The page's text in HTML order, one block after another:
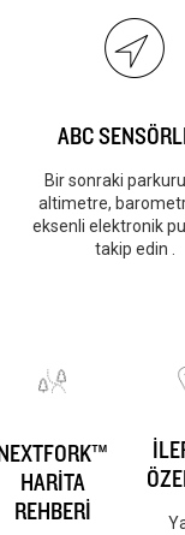
ABC
Bir sonraki
altimetre,
eksenli elektronik
takip edin .
HARİTA
REHBERİ